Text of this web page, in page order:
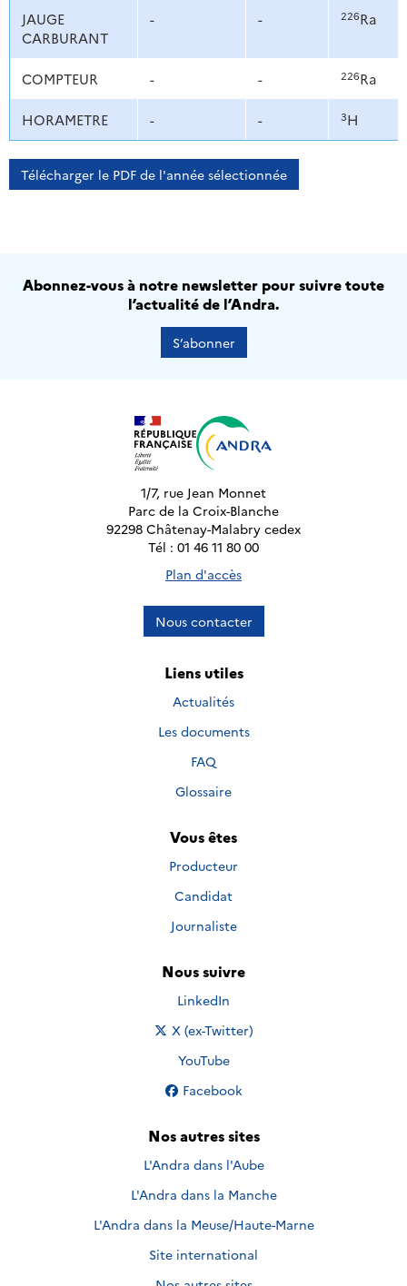
JAUGE
CARBURANT
- - 226Ra
COMPTEUR - - 226Ra
HORAMETRE - - 3H
Télécharger le PDF de l'année sélectionnée
Abonnez-vous à notre newsletter pour suivre toute
l’actualité de l’Andra.
S’abonner
1/7, rue Jean Monnet
Parc de la Croix-Blanche
92298 Châtenay-Malabry cedex
Tél : 01 46 11 80 00
Plan d'accès
Nous contacter
Liens utiles
Actualités
Les documents
FAQ
Glossaire
Vous êtes
Producteur
Candidat
Journaliste
Nous suivre
Nous suivre sur
LinkedIn
Nous suivre sur
X (ex-Twitter)
Nous suivre sur
YouTube
Nous suivre sur
Facebook
Nos autres sites
L'Andra dans l'Aube
L'Andra dans la Manche
L'Andra dans la Meuse/Haute-Marne
Site international